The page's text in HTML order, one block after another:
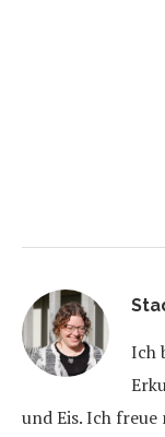
Ich
und Eis. Ich